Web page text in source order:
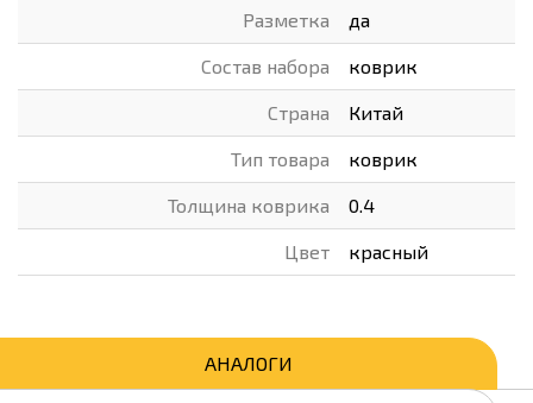
Разметка да
Состав набора коврик
Страна Китай
Тип товара коврик
Толщина коврика 0.4
Цвет красный
АНАЛОГИ